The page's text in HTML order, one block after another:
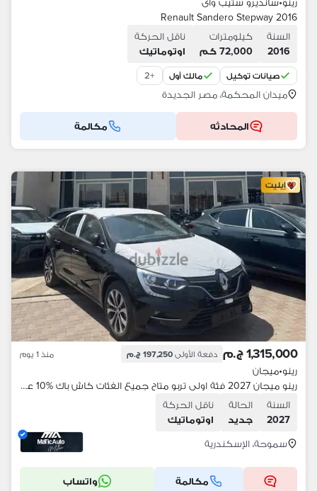
Renault Sandero Stepway 2016
السنة
2016
كيلومترات
72,000 كم
ناقل الحركة
اوتوماتيك
صيانات توكيل مالك أول +
2
ميدان المحكمة، مصر الجديدة
المحادثه مكالمة
إيليت
1,315,000 ج.م دفعة الأولى 197,250 ج.م منذ 1 يوم
رينو•ميجان
رينو ميجان 2027 فئة اولى تربو متاح جميع الفئات كاش باك 10‎%‎ عند القسط
السنة
2027
الحالة
جديد
ناقل الحركة
اوتوماتيك
سموحة، الإسكندرية
مكالمة واتساب